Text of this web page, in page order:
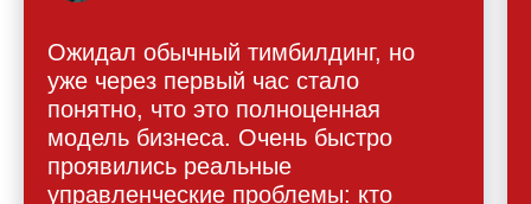
Ожидал обычный тимбилдинг, но
уже через первый час стало
понятно, что это полноценная
модель бизнеса. Очень быстро
проявились реальные
управленческие проблемы: кто